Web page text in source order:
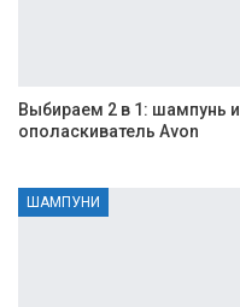
Выбираем 2 в 1: шампунь и
ополаскиватель Avon
ШАМПУНИ